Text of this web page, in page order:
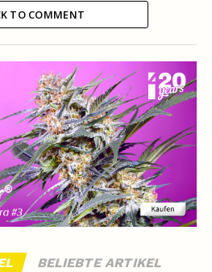
TO COMMENT
BELIEBTE ARTIKEL